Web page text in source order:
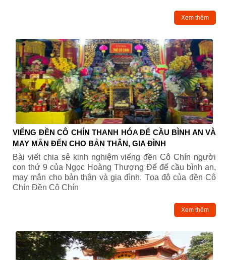
Xem thêm
VIẾNG ĐỀN CÔ CHÍN THANH HÓA ĐỂ CẦU BÌNH AN VÀ
MAY MẮN ĐẾN CHO BẢN THÂN, GIA ĐÌNH
Bài viết chia sẻ kinh nghiệm viếng đền Cô Chín người
con thứ 9 của Ngọc Hoàng Thượng Đế để cầu bình an,
may mắn cho bản thân và gia đình. Tọa độ của đền Cô
Chín Đền Cô Chín
Xem thêm